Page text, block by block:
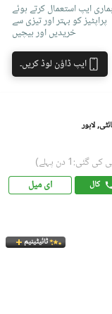
ہماری ایپ استعمال کرتے ہوئے
پراپٹیز کو بہتر اور تیزی سے
خریدیں اور بیچیں
ایپ ڈاؤن لوڈ کریں۔
لاہور
گئی:1 دن پہلے)
کال ای میل
ٹائیٹینیم